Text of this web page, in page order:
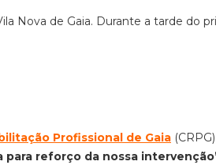
Nova de Gaia. Durante a tarde do
Profissional de Gaia
reforço da nossa